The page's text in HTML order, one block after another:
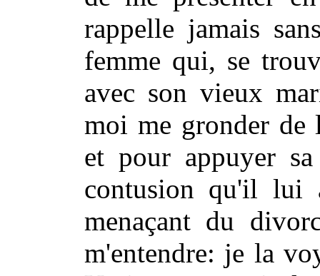
rappelle jamais
femme qui, se
avec son vieux
moi me gronder de
et pour appuyer
contusion qu'il lui
menaçant du
m'entendre: je la